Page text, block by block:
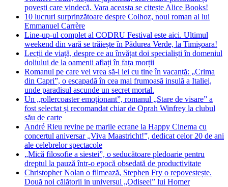
povești care vindecă. Vara aceasta se citește Alice Books!
10 lucruri surprinzătoare despre Colhoz, noul roman al lui
Emmanuel Carrère
Line-up-ul complet al CODRU Festival este aici. Ultimul
weekend din vară se trăiește în Pădurea Verde, la Timișoara!
Lecții de viață, despre ce au învățat doi specialiști în domeniul
doliului de la oamenii aflați în fața morții
Romanul pe care vei vrea să-l iei cu tine în vacanță: „Crima
din Capri”, o escapadă în cea mai frumoasă insulă a Italiei,
unde paradisul ascunde un secret mortal.
Un „rollercoaster emoționant”, romanul „Stare de visare” a
fost selectat și recomandat chiar de Oprah Winfrey la clubul
său de carte
André Rieu revine pe marile ecrane la Happy Cinema cu
concertul aniversar „Viva Maastricht!”, dedicat celor 20 de ani
ale celebrelor spectacole
„Mică filosofie a siestei”, o seducătoare pledoarie pentru
dreptul la pauză într-o epocă obsedată de productivitate
Christopher Nolan o filmează, Stephen Fry o repovestește.
Două noi călătorii in universul „Odiseei” lui Homer